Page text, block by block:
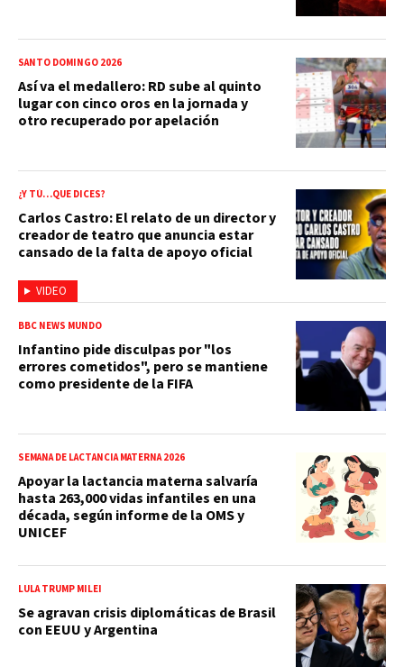
SANTO DOMINGO 2026
Así va el medallero: RD sube al quinto
lugar con cinco oros en la jornada y
otro recuperado por apelación
VIDEO
¿Y TÚ…QUE DICES?
Carlos Castro: El relato de un director y
creador de teatro que anuncia estar
cansado de la falta de apoyo oficial
BBC NEWS MUNDO
Infantino pide disculpas por "los
errores cometidos", pero se mantiene
como presidente de la FIFA
SEMANA DE LACTANCIA MATERNA 2026
Apoyar la lactancia materna salvaría
hasta 263,000 vidas infantiles en una
década, según informe de la OMS y
UNICEF
LULA TRUMP MILEI
Se agravan crisis diplomáticas de Brasil
con EEUU y Argentina